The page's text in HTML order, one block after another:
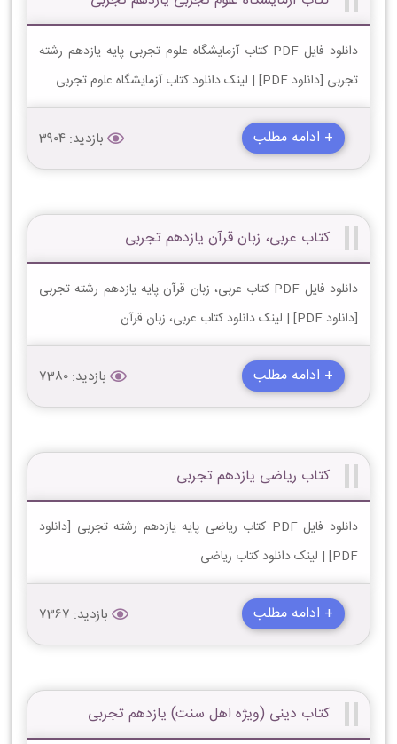
دانلود فایل PDF کتاب آزمایشگاه علوم تجربی پایه یازدهم رشته
تجربی [دانلود PDF] | لینک دانلود کتاب آزمایشگاه علوم تجربی
+ ادامه مطلب بازدید: 3904
کتاب عربی، زبان قرآن یازدهم تجربی
دانلود فایل PDF کتاب عربی، زبان قرآن پایه یازدهم رشته تجربی
[دانلود PDF] | لینک دانلود کتاب عربی، زبان قرآن
+ ادامه مطلب بازدید: 7380
کتاب ریاضی یازدهم تجربی
دانلود فایل PDF کتاب ریاضی پایه یازدهم رشته تجربی [دانلود
PDF] | لینک دانلود کتاب ریاضی
+ ادامه مطلب بازدید: 7367
کتاب دینی (ویژه اهل سنت) یازدهم تجربی